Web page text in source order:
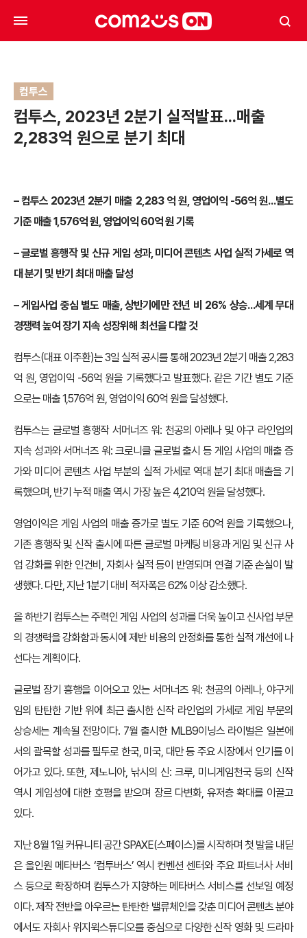
컴투스
컴투스, 2023년 2분기 실적발표…매출
2,283억 원으로 분기 최대
– 컴투스 2023년 2분기 매출 2,283 억 원, 영업이익 -56억 원…별도
기준 매출 1,576억 원, 영업이익 60억 원 기록
– 글로벌 흥행작 및 신규 게임 성과, 미디어 콘텐츠 사업 실적 가세로 역
대 분기 및 반기 최대 매출 달성
– 게임사업 중심 별도 매출, 상반기에만 전년 비 26% 상승…세계 무대
경쟁력 높여 장기 지속 성장위해 최선을 다할 것
컴투스(대표 이주환)는 3일 실적 공시를 통해 2023년 2분기 매출 2,283
억 원, 영업이익 -56억 원을 기록했다고 발표했다. 같은 기간 별도 기준
으로는 매출 1,576억 원, 영업이익 60억 원을 달성했다.
컴투스는 글로벌 흥행작 서머너즈 워: 천공의 아레나 및 야구 라인업의
지속 성과와 서머너즈 워: 크로니클 글로벌 출시 등 게임 사업의 매출 증
가와 미디어 콘텐츠 사업 부분의 실적 가세로 역대 분기 최대 매출을 기
록했으며, 반기 누적 매출 역시 가장 높은 4,210억 원을 달성했다.
영업이익은 게임 사업의 매출 증가로 별도 기준 60억 원을 기록했으나,
기존 흥행작 및 신작 출시에 따른 글로벌 마케팅 비용과 게임 및 신규 사
업 강화를 위한 인건비, 자회사 실적 등이 반영되며 연결 기준 손실이 발
생했다. 다만, 지난 1분기 대비 적자폭은 62% 이상 감소했다.
올 하반기 컴투스는 주력인 게임 사업의 성과를 더욱 높이고 신사업 부문
의 경쟁력을 강화함과 동시에 제반 비용의 안정화를 통한 실적 개선에 나
선다는 계획이다.
글로벌 장기 흥행을 이어오고 있는 서머너즈 워: 천공의 아레나, 야구게
임의 탄탄한 기반 위에 최근 출시한 신작 라인업의 가세로 게임 부문의
상승세는 계속될 전망이다. 7월 출시한 MLB9이닝스 라이벌은 일본에
서의 괄목할 성과를 필두로 한국, 미국, 대만 등 주요 시장에서 인기를 이
어가고 있다. 또한, 제노니아, 낚시의 신: 크루, 미니게임천국 등의 신작
역시 게임성에 대한 호평을 받으며 장르 다변화, 유저층 확대를 이끌고
있다.
지난 8월 1일 커뮤니티 공간 SPAXE(스페이스)를 시작하며 첫 발을 내딛
은 올인원 메타버스 ‘컴투버스’ 역시 컨벤션 센터와 주요 파트너사 서비
스 등으로 확장하며 컴투스가 지향하는 메타버스 서비스를 선보일 예정
이다. 제작 전반을 아우르는 탄탄한 밸류체인을 갖춘 미디어 콘텐츠 분야
에서도 자회사 위지윅스튜디오를 중심으로 다양한 신작 영화 및 드라마